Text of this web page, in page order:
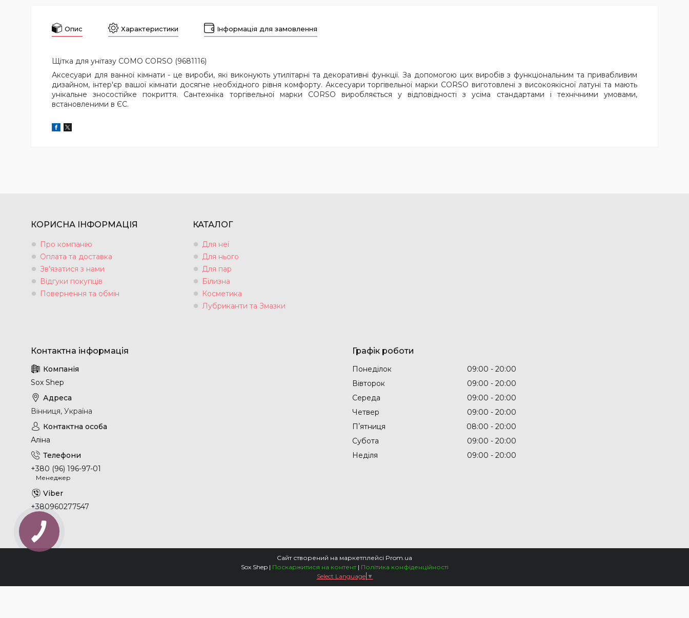
Опис Характеристики Інформація для замовлення
Щітка для унітазу COMO CORSO (9681116)
Аксесуари для ванної кімнати - це вироби, які виконують утилітарні та декоративні функції. За допомогою цих виробів з функціональним та привабливим
дизайном, інтер'єр вашої кімнати досягне необхідного рівня комфорту. Аксесуари торгівельної марки CORSO виготовлені з високоякісної латуні та мають
унікальне зносостійке покриття. Сантехніка торгівельної марки CORSO виробляється у відповідності з усіма стандартами і технічними умовами,
встановленими в ЄС.
КОРИСНА ІНФОРМАЦІЯ
Про компанію
Оплата та доставка
Зв'язатися з нами
Відгуки покупців
Повернення та обмін
КАТАЛОГ
Для неї
Для нього
Для пар
Білизна
Косметика
Лубриканти та Змазки
Sox Shep
Вінниця, Україна
Аліна
+380 (96) 196-97-01
Менеджер
+380960277547
Графік роботи
Понеділок 09:00
20:00
Вівторок
09:00
20:00
Середа
09:00
20:00
Четвер
09:00
20:00
Пʼятниця
08:00
20:00
Субота
09:00
20:00
Неділя
09:00 20:00
Сайт створений на маркетплейсі Prom.ua
Sox Shep | Поскаржитися на контент | Політика конфіденційності
Select Language ▼